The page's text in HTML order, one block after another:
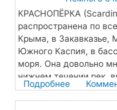
КРАСНОПЁРКА
распространена по
Крыма, в Закавказье,
Южного Каспия, в
моря. Она довольно
нижнем течении рек,
моря России.
Подробнее